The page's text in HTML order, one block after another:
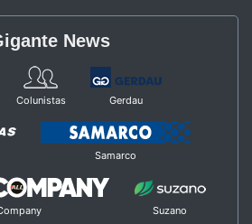
News
Colunistas Gerdau
Samarco
Suzano